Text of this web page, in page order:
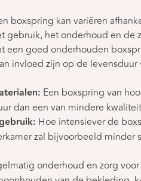
boxspring kan variëren
gebruik, het onderhoud en
een goed onderhouden
invloed zijn op de levensduur
Een boxspring van
dan een van mindere
Hoe intensiever de
zal bijvoorbeeld
onderhoud en zorg